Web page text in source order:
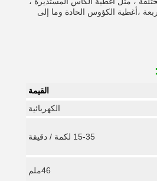
،أغطية الكؤوس الحادة وما إلى
القيمة
الكهربائية
15-35 لكمة / دقيقة
46ملم